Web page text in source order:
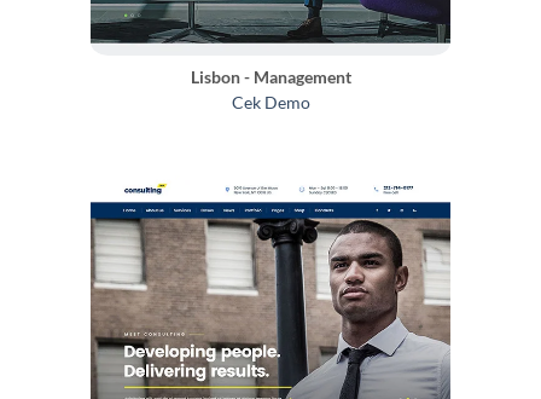
Lisbon - Management
Cek Demo